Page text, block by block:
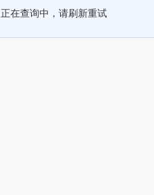
正在查询中，请刷新重试